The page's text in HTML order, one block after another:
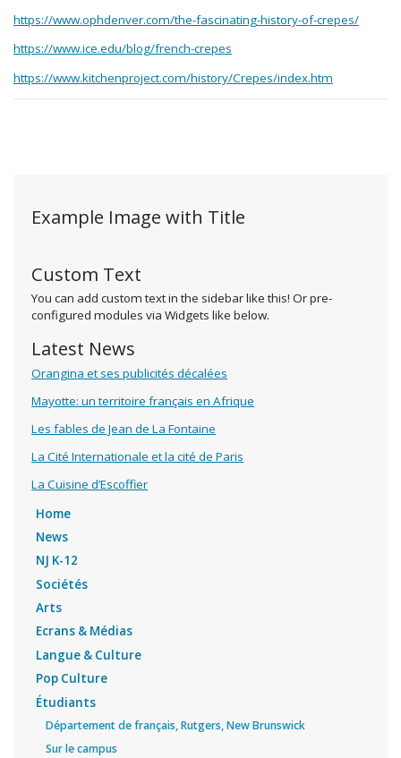
Example Image with Title
Custom Text
You can add custom text in the sidebar like this! Or pre-
configured modules via Widgets like below.
Latest News
Orangina et ses publicités décalées
Mayotte: un territoire français en Afrique
Les fables de Jean de La Fontaine
La Cité Internationale et la cité de Paris
La Cuisine d’Escoffier
Home
News
NJ K-12
Sociétés
Arts
Ecrans & Médias
Langue & Culture
Pop Culture
Étudiants
Département de français, Rutgers, New Brunswick
Sur le campus
https://www.ophdenver.com/the-fascinating-history-of-crepes/
https://www.ice.edu/blog/french-crepes
https://www.kitchenproject.com/history/Crepes/index.htm